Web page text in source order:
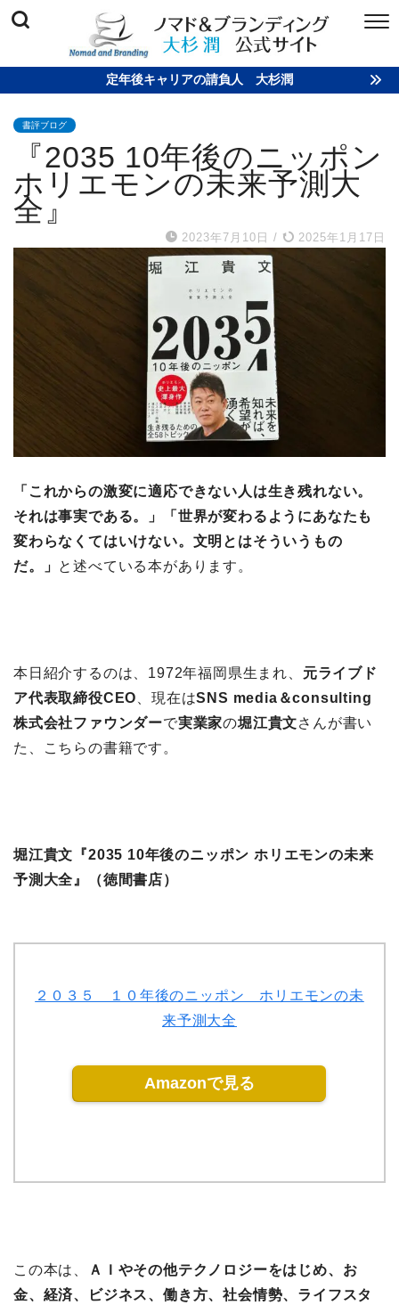
定年後キャリアの請負人 大杉潤
書評ブログ
『2035 10年後のニッポン
ホリエモンの未来予測大
全』
2023年7月10日 / 2025年1月17日
「これからの激変に適応できない人は生き残れない。
それは事実である。」「世界が変わるようにあなたも
変わらなくてはいけない。文明とはそういうもの
だ。」 と述べている本があります。
本日紹介するのは、1972年福岡県生まれ、 元ライブド
ア代表取締役CEO 、現在はSNS media＆consulting
株式会社ファウンダーで実業家の堀江貴文さんが書い
た、こちらの書籍です。
堀江貴文『2035 10年後のニッポン ホリエモンの未来
予測大全』（徳間書店）
２０３５ １０年後のニッポン ホリエモンの未
来予測大全
Amazonで見る
この本は、
ＡＩやその他テクノロジーをはじめ、お
金、経済、ビジネス、働き方、社会情勢、ライフスタ